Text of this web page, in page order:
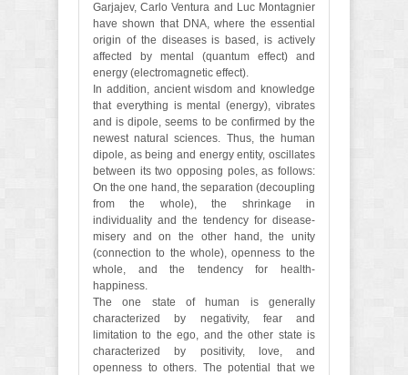
Garjajev, Carlo Ventura and Luc Montagnier
have shown that DNA, where the essential
origin of the diseases is based, is actively
affected by mental (quantum effect) and
energy (electromagnetic effect).
In addition, ancient wisdom and knowledge
that everything is mental (energy), vibrates
and is dipole, seems to be confirmed by the
newest natural sciences. Thus, the human
dipole, as being and energy entity, oscillates
between its two opposing poles, as follows:
On the one hand, the separation (decoupling
from the whole), the shrinkage in
individuality and the tendency for disease-
misery and on the other hand, the unity
(connection to the whole), openness to the
whole, and the tendency for health-
happiness.
The one state of human is generally
characterized by negativity, fear and
limitation to the ego, and the other state is
characterized by positivity, love, and
openness to others. The potential that we